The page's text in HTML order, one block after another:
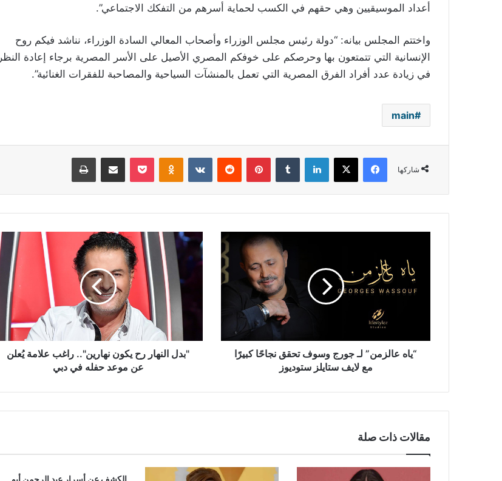
أعداد الموسيقيين وهي حقهم في الكسب لحماية أسرهم من التفكك الاجتماعي”.
واختتم المجلس بيانه: “دولة رئيس مجلس الوزراء وأصحاب المعالي السادة الوزراء، نناشد فيكم روح
الإنسانية التي تتمتعون بها وحرصكم على خوفكم المصري الأصيل على الأسر المصرية برجاء إعادة النظر
في زيادة عدد أفراد الفرق المصرية التي تعمل بالمنشآت السياحية والمصاحبة للفقرات الغنائية”.
main
شاركها
فيسبوك ‫X لينكدإن بينتيريست Odnoklassniki
‫Pocket مشاركة عبر البريد طباعة
جورج
وسوف
مع
“ياه عالزمن” لـ جورج وسوف تحقق نجاحًا كبيرًا
مع لايف ستايلز ستوديوز
"بدل
النهار
رح
نهارين"..
عن
موعد
دبي
"بدل النهار رح يكون نهارين".. راغب علامة يُعلن
عن موعد حفله في دبي
مقالات ذات صلة